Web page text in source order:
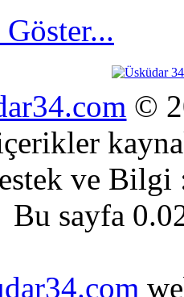
©
ve
Bu sayfa